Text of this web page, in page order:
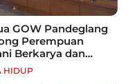
GOW Pandeglang
Perempuan
Berkarya dan
HIDUP